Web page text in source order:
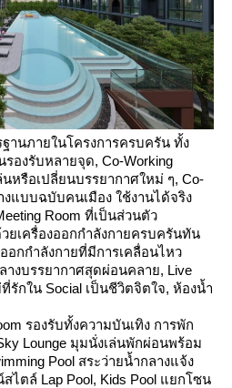
านภายในโครงการครบครัน ทั้ง
องรับหลายจุด, Co-Working
หรือเปลี่ยนบรรยากาศใหม่ ๆ, Co-
งแบบฉบับคนเมือง ใช้งานได้จริง
Room ที่เป็นส่วนตัว
วยเครื่องออกกำลังกายครบครันทัน
อกกำลังกายที่มีการเคลื่อนไหว
างบรรยากาศสุดผ่อนคลาย, Live
รักใน Social เป็นชีวิตจิตใจ, ห้องน้ำ
รองรับทั้งความบันเทิง การพัก
Lounge มุมนั่งเล่นพักผ่อนพร้อม
Pool สระว่ายน้ำกลางแจ้ง
ไตล์ Lap Pool, Kids Pool แยกโซน